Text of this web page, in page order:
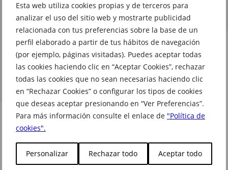
Esta web utiliza cookies propias y de terceros para
analizar el uso del sitio web y mostrarte publicidad
relacionada con tus preferencias sobre la base de un
perfil elaborado a partir de tus hábitos de navegación
(por ejemplo, páginas visitadas). Puedes aceptar todas
las cookies haciendo clic en “Aceptar Cookies”, rechazar
todas las cookies que no sean necesarias haciendo clic
en “Rechazar Cookies” o configurar los tipos de cookies
que deseas aceptar presionando en “Ver Preferencias”.
Para más información consulte el enlace de "Política de
cookies".
Personalizar Rechazar todo Aceptar todo
Las
chaquetas
de
entretiempo
de C&A son
preciosas
La vuelta
al cole
más
barata en
Carrefour
Tu nueva
televisión
está en
Carrefour